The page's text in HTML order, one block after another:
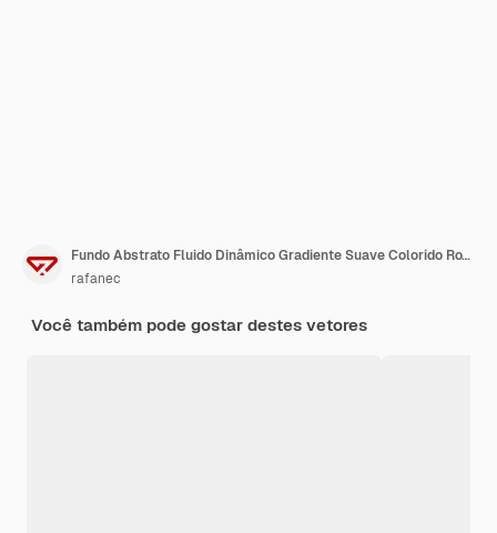
Fundo Abstrato Fluido Dinâmico Gradiente Suave Colorido Roxo Azul
rafanec
Você também pode gostar destes vetores